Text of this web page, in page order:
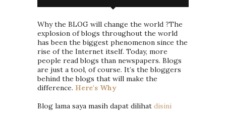
Why the BLOG will change the world ?The
explosion of blogs throughout the world
has been the biggest phenomenon since the
rise of the Internet itself. Today, more
people read blogs than newspapers. Blogs
are just a tool, of course. It’s the bloggers
behind the blogs that will make the
difference. Here's Why
Blog lama saya masih dapat dilihat disini